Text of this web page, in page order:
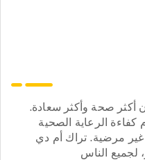
صحة وأكثر سعادة.
كفاءة الرعاية الصحية
غير مرضية. تراك أم دي
لجميع الناس